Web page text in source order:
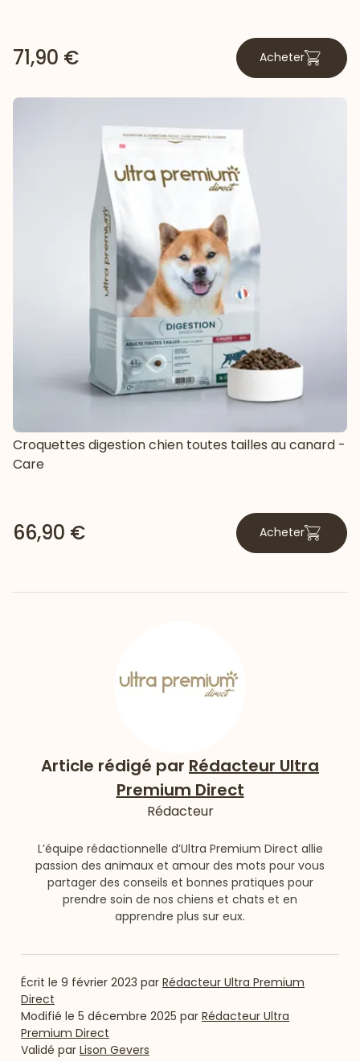
71,90 € Acheter
Croquettes digestion chien toutes tailles au canard -
Care
66,90 € Acheter
Article rédigé par Rédacteur Ultra
Premium Direct
Rédacteur
L’équipe rédactionnelle d’Ultra Premium Direct allie
passion des animaux et amour des mots pour vous
partager des conseils et bonnes pratiques pour
prendre soin de nos chiens et chats et en
apprendre plus sur eux.
Écrit le 9 février 2023 par Rédacteur Ultra Premium
Direct
Modifié le 5 décembre 2025 par Rédacteur Ultra
Premium Direct
Validé par Lison Gevers